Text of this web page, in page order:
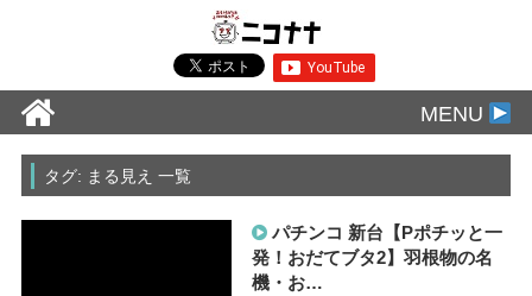
MENU
タグ: まる見え 一覧
パチンコ 新台【Pポチッと一
発！おだてブタ2】羽根物の名
機・お…